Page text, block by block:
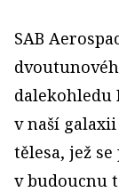
SAB
dalekohledu
v naší
tělesa, jež
v budoucnu